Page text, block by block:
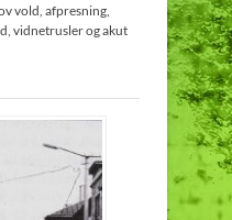
vold, afpresning,
vidnetrusler og akut